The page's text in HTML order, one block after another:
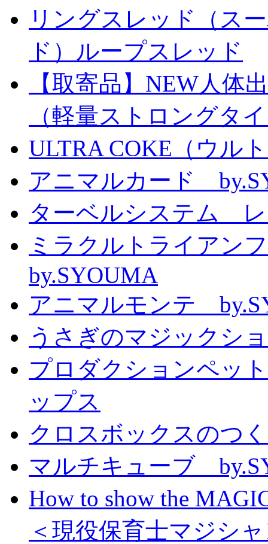
リングスレッド（ス
ド）ループスレッド
【取寄品】NEW人体
（軽量ストロングタ
ULTRA COKE（ウル
アニマルカード
ターベルシステム
ミラクルトライアン
by.SYOUMA
アニマルモンテ
うさぎのマジックシ
プロダクションペッ
ップス
クロスボックスのつ
マルチキューブ
How to show the
＜現役保育士マジシ